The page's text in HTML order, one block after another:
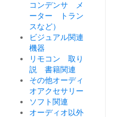
コンデンサ メ
ーター トラン
スなど）
ビジュアル関連
機器
リモコン 取り
説 書籍関連
その他オーディ
オアクセサリー
ソフト関連
オーディオ以外